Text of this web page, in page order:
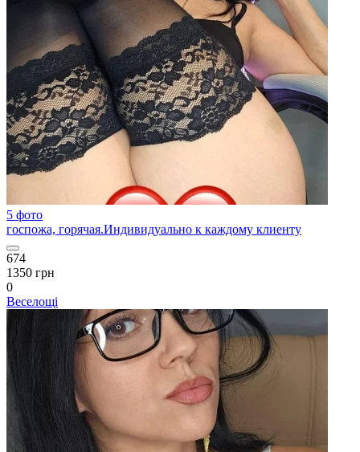
5 фото
госпожа, горячая.Индивидуально к каждому клиенту
674
1350 грн
0
Веселощі